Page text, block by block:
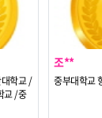
학교 /
교 /중
조**
중부대학교